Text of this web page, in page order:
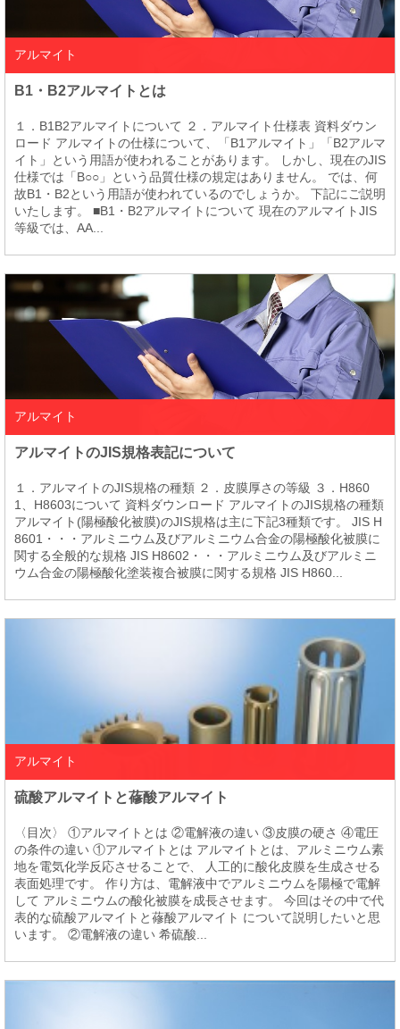
アルマイト
B1・B2アルマイトとは
１．B1B2アルマイトについて ２．アルマイト仕様表 資料ダウン
ロード アルマイトの仕様について、「B1アルマイト」「B2アルマ
イト」という用語が使われることがあります。 しかし、現在のJIS
仕様では「B○○」という品質仕様の規定はありません。 では、何
故B1・B2という用語が使われているのでしょうか。 下記にご説明
いたします。 ■B1・B2アルマイトについて 現在のアルマイトJIS
等級では、AA...
アルマイト
アルマイトのJIS規格表記について
１．アルマイトのJIS規格の種類 ２．皮膜厚さの等級 ３．H860
1、H8603について 資料ダウンロード アルマイトのJIS規格の種類
アルマイト(陽極酸化被膜)のJIS規格は主に下記3種類です。 JIS H
8601・・・アルミニウム及びアルミニウム合金の陽極酸化被膜に
関する全般的な規格 JIS H8602・・・アルミニウム及びアルミニ
ウム合金の陽極酸化塗装複合被膜に関する規格 JIS H860...
アルマイト
硫酸アルマイトと蓚酸アルマイト
〈目次〉 ①アルマイトとは ②電解液の違い ③皮膜の硬さ ④電圧
の条件の違い ①アルマイトとは アルマイトとは、アルミニウム素
地を電気化学反応させることで、 人工的に酸化皮膜を生成させる
表面処理です。 作り方は、電解液中でアルミニウムを陽極で電解
して アルミニウムの酸化被膜を成長させます。 今回はその中で代
表的な硫酸アルマイトと蓚酸アルマイト について説明したいと思
います。 ②電解液の違い 希硫酸...